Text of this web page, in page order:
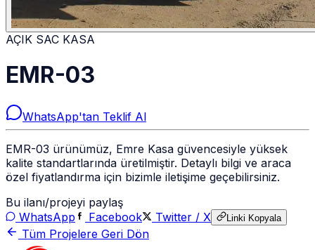
AÇIK SAC KASA
EMR-03
WhatsApp'tan Teklif Al
EMR-03 ürünümüz, Emre Kasa güvencesiyle yüksek
kalite standartlarında üretilmiştir. Detaylı bilgi ve araca
özel fiyatlandırma için bizimle iletişime geçebilirsiniz.
Bu ilanı/projeyi paylaş
WhatsApp
Facebook Twitter / X Linki Kopyala
Tüm Projelere Geri Dön